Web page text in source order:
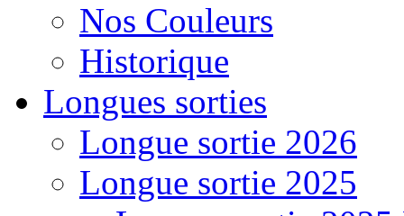
Nos Couleurs
Historique
Longues sorties
Longue sortie 2026
Longue sortie 2025